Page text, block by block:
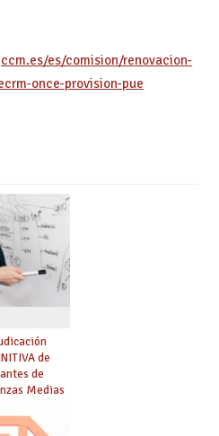
es/comision/renovacion-
once-provision-pue
de
de
Medias